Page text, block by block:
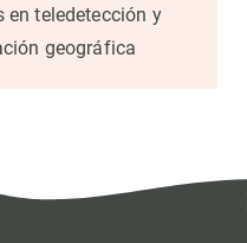
en teledetección y
geográfica